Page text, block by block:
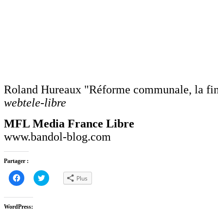
Roland Hureaux "Réforme communale, la
webtele-libre
MFL Media France Libre
www.bandol-blog.com
Partager :
Cliquez
pour
partager
Facebook(ouvre
dans
une
Cliquez
pour Plus
WordPress: